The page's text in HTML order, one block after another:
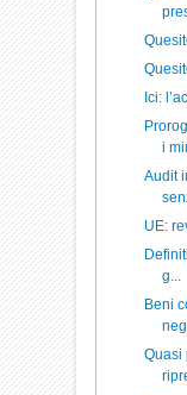
Ici:
i
Audit
UE:
g...
Beni
Quasi